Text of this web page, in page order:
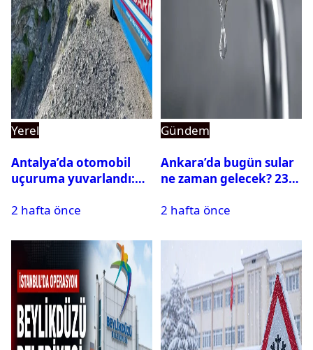
Yerel
Antalya’da otomobil
uçuruma yuvarlandı:
var
2 hafta önce
Gündem
Ankara’da bugün sular
ne zaman gelecek? 23
su kesintisi sorgulama
2 hafta önce